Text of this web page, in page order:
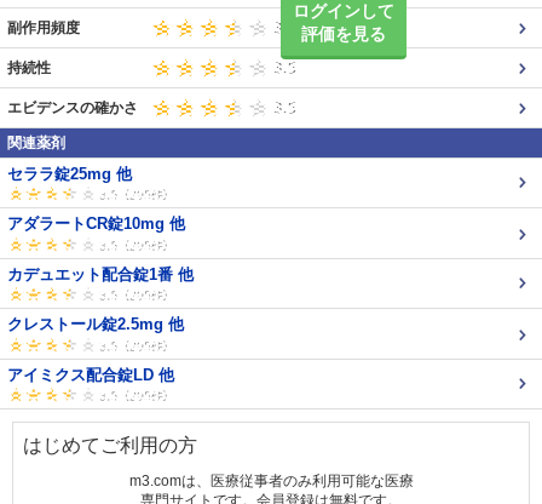
ログインして
評価を見る
副作用頻度
持続性
エビデンスの確かさ
関連薬剤
セララ錠25mg 他
アダラートCR錠10mg 他
カデュエット配合錠1番 他
クレストール錠2.5mg 他
アイミクス配合錠LD 他
はじめてご利用の方
m3.comは、医療従事者のみ利用可能な医療
専門サイトです。会員登録は無料です。